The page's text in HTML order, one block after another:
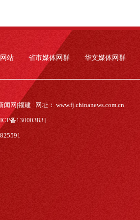
站 省市媒体网群 华文媒体网群
闻网|福建 网址： www.fj.chinanews.com.cn
备13000383]